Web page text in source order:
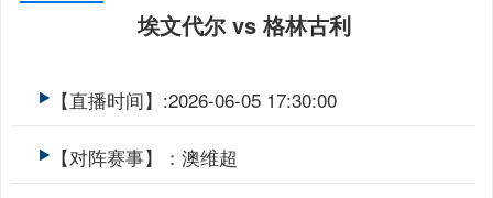
埃文代尔 vs 格林古利
【直播时间】:2026-06-05 17:30:00
【对阵赛事】：澳维超